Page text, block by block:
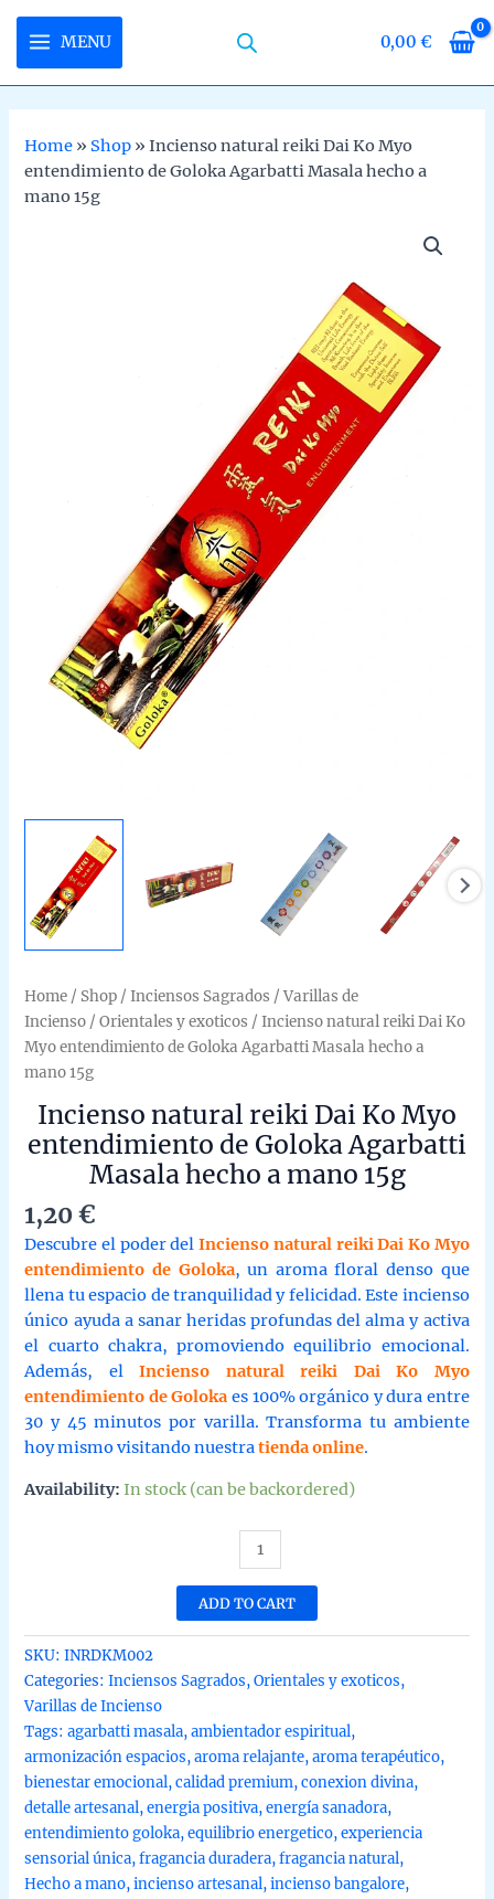
content
MENU 0,00€
Home » Shop »Incienso natural reiki Dai Ko Myo
entendimiento de Goloka Agarbatti Masala hecho a
mano 15g
Home / Shop /Inciensos Sagrados /Varillas de
Incienso /Orientales y exoticos / Incienso natural reiki Dai Ko
Myo entendimiento de Goloka Agarbatti Masala hecho a
mano 15g
Incienso natural reiki Dai Ko Myo
entendimiento de Goloka Agarbatti
Masala hecho a mano 15g
1,20€
Descubre el poder delIncienso natural reiki Dai Ko Myo
entendimiento de Goloka, un aroma floral denso que
llena tu espacio de tranquilidad y felicidad. Este incienso
único ayuda a sanar heridas profundas del alma y activa
el cuarto chakra, promoviendo equilibrio emocional.
Además, elIncienso natural reiki Dai Ko Myo
entendimiento de Goloka es 100% orgánico y dura entre
30 y 45 minutos por varilla. Transforma tu ambiente
hoy mismo visitando nuestratienda online.
Availability: In stock (can be backordered)
Incienso
natural
reiki
Dai
Ko
Myo
entendimiento
de
Agarbatti
Masala
hecho
a
ADD TO CART
SKU:INRDKM002
Categories:Inciensos Sagrados,Orientales y exoticos,
Varillas de Incienso
Tags:agarbatti masala,ambientador espiritual,
armonización espacios,aroma relajante,aroma terapéutico,
bienestar emocional,calidad premium,conexion divina,
detalle artesanal,energia positiva,energía sanadora,
entendimiento goloka,equilibrio energetico,experiencia
sensorial única,fragancia duradera,fragancia natural,
Hecho a mano,incienso artesanal,incienso bangalore,